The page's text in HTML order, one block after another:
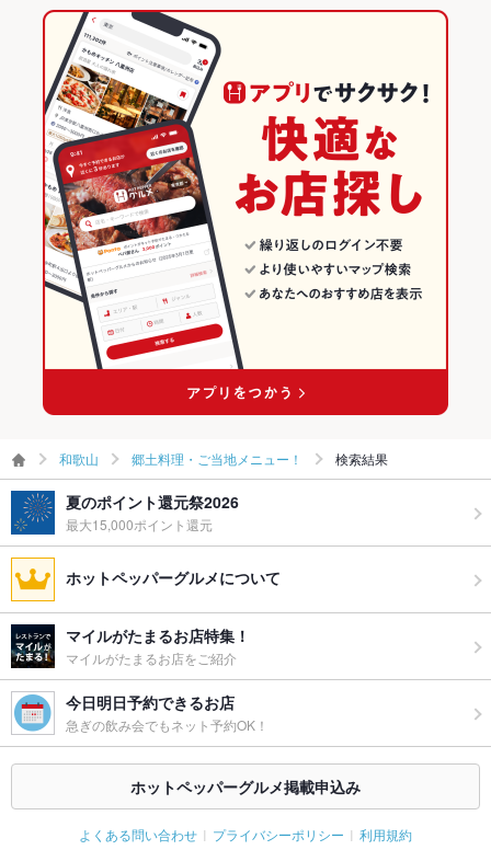
和歌山 郷土料理・ご当地メニュー！ 検索結果
夏のポイント還元祭2026
最大15,000ポイント還元
ホットペッパーグルメについて
マイルがたまるお店特集！
マイルがたまるお店をご紹介
今日明日予約できるお店
急ぎの飲み会でもネット予約OK！
ホットペッパーグルメ掲載申込み
よくある問い合わせ プライバシーポリシー 利用規約